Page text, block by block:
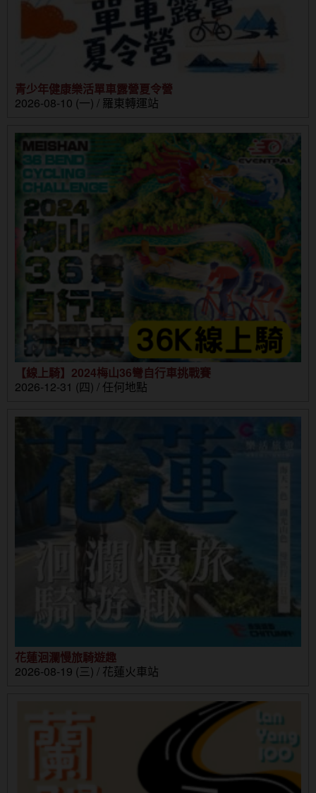
青少年健康樂活單車露營夏令營
2026-08-10 (一) / 羅東轉運站
【線上騎】2024梅山36彎自行車挑戰賽
2026-12-31 (四) / 任何地點
花蓮洄瀾慢旅騎遊趣
2026-08-19 (三) / 花蓮火車站